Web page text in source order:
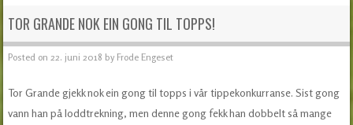
TOR GRANDE NOK EIN GONG TIL TOPPS!
Posted on22. juni 2018 by Frode Engeset
Tor Grande gjekk nok ein gong til topps i vår tippekonkurranse. Sist gong
vann han på loddtrekning, men denne gong fekk han dobbelt så mange